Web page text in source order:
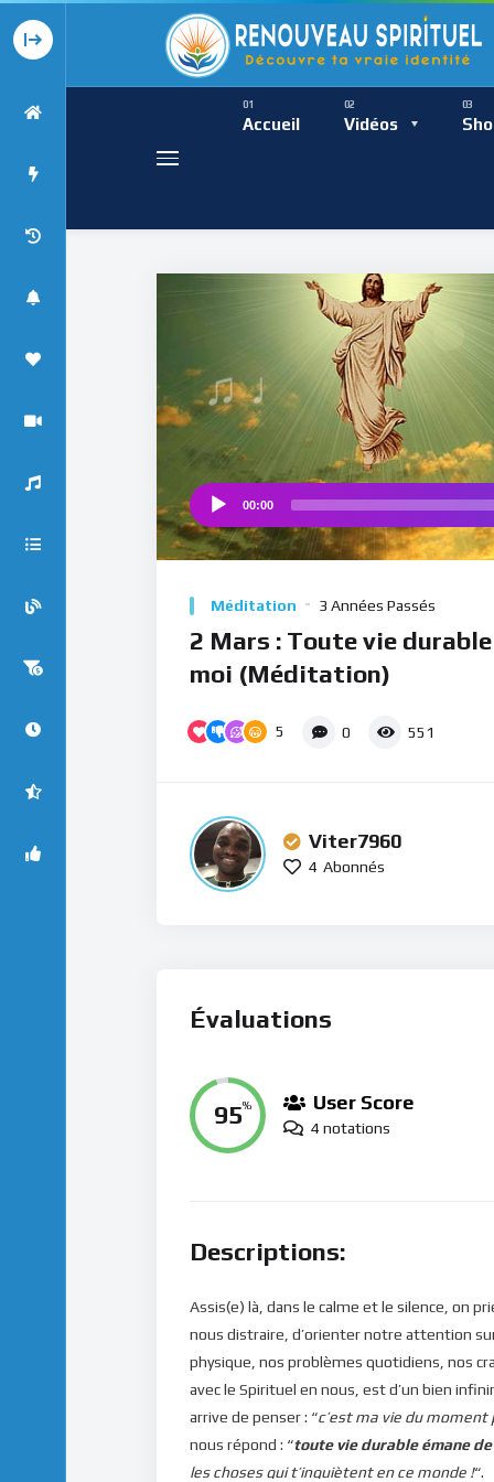
Accueil Vidéos
Présence
Présence
♩
Audio
Player
00:00
Méditation 3 Années Passés
2 Mars : Toute vie
moi (Méditation)
5 0 551
Viter7960
4 Abonnés
Évaluations
95% User Score
4 notations
Descriptions:
Assis(e) là, dans le calme et le silence, on
nous distraire, d’orienter notre attention
physique, nos problèmes quotidiens, nos
avec le Spirituel en nous, est d’un bien
arrive de penser : “c’est ma vie du
nous répond : “toute vie durable émane
les choses qui t’inquiètent en ce monde !“.